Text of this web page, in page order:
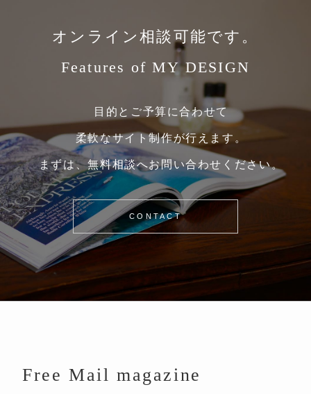
オンライン相談可能です。
Features of MY DESIGN
目的とご予算に合わせて
柔軟なサイト制作が行えます。
まずは、無料相談へお問い合わせください。
CONTACT
Free Mail magazine